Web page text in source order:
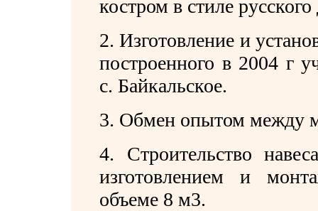
костром в стиле
2. Изготовление и
построенного в 2004 г
с. Байкальское.
3. Обмен опытом между
4. Строительство
изготовлением и
объеме 8 м3.